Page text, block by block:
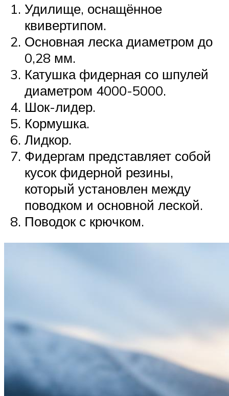
Удилище, оснащённое
квивертипом.
Основная леска диаметром до
0,28 мм.
Катушка фидерная со шпулей
диаметром 4000-5000.
Шок-лидер.
Кормушка.
Лидкор.
Фидергам представляет собой
кусок фидерной резины,
который установлен между
поводком и основной леской.
Поводок с крючком.